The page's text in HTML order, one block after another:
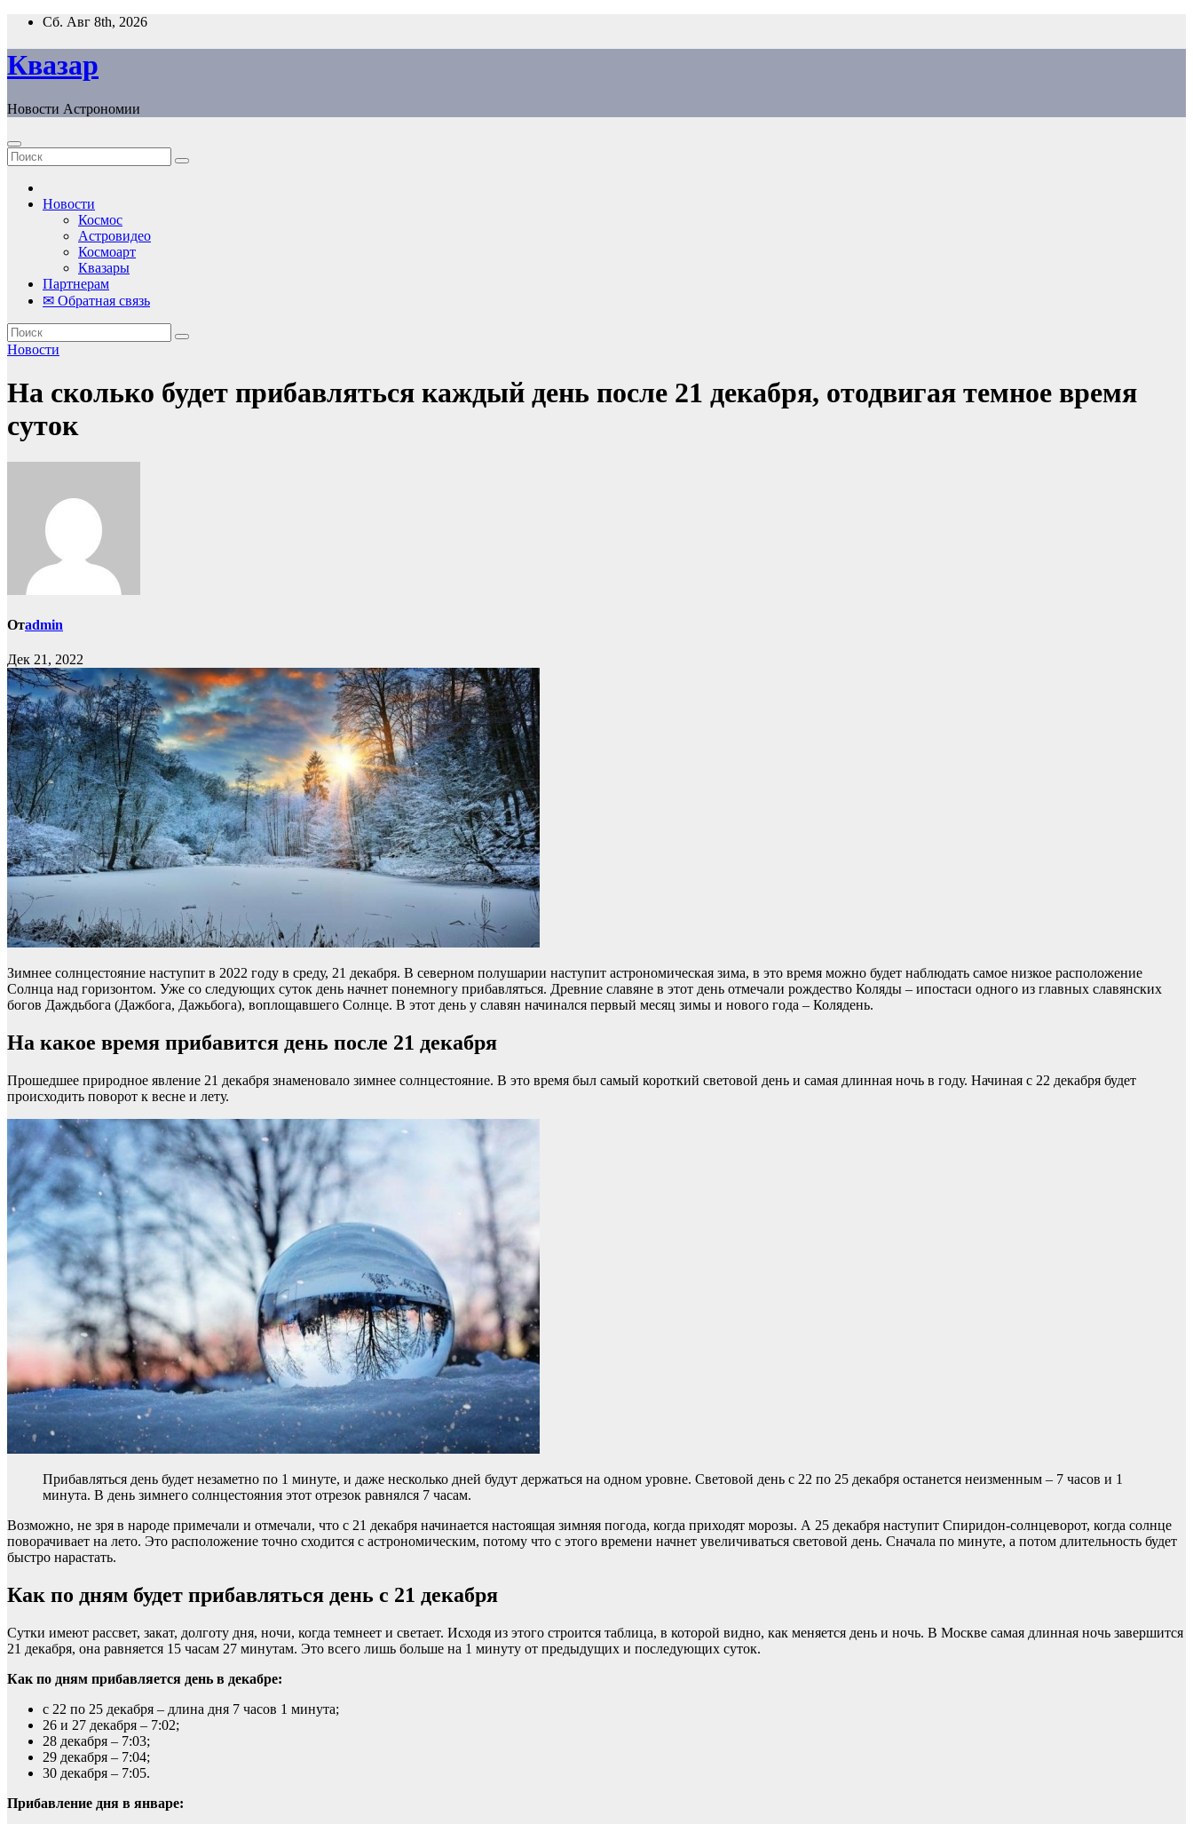
Перейти
содержанию
Сб. Авг 8th, 2026
Квазар
Новости Астрономии
Новости
Космос
Астровидео
Космоарт
Квазары
Партнерам
✉ Обратная связь
Новости
На сколько будет прибавляться каждый день после 21 декабря, отодвигая темное время
суток
Отadmin
Дек 21, 2022
Зимнее солнцестояние наступит в 2022 году в среду, 21 декабря. В северном полушарии наступит астрономическая зима, в это время можно будет наблюдать самое низкое расположение
Солнца над горизонтом. Уже со следующих суток день начнет понемногу прибавляться. Древние славяне в этот день отмечали рождество Коляды – ипостаси одного из главных славянских
богов Даждьбога (Дажбога, Дажьбога), воплощавшего Солнце. В этот день у славян начинался первый месяц зимы и нового года – Колядень.
На какое время прибавится день после 21 декабря
Прошедшее природное явление 21 декабря знаменовало зимнее солнцестояние. В это время был самый короткий световой день и самая длинная ночь в году. Начиная с 22 декабря будет
происходить поворот к весне и лету.
Прибавляться день будет незаметно по 1 минуте, и даже несколько дней будут держаться на одном уровне. Световой день с 22 по 25 декабря останется неизменным – 7 часов и 1
минута. В день зимнего солнцестояния этот отрезок равнялся 7 часам.
Возможно, не зря в народе примечали и отмечали, что с 21 декабря начинается настоящая зимняя погода, когда приходят морозы. А 25 декабря наступит Спиридон-солнцеворот, когда солнце
поворачивает на лето. Это расположение точно сходится с астрономическим, потому что с этого времени начнет увеличиваться световой день. Сначала по минуте, а потом длительность будет
быстро нарастать.
Как по дням будет прибавляться день с 21 декабря
Сутки имеют рассвет, закат, долготу дня, ночи, когда темнеет и светает. Исходя из этого строится таблица, в которой видно, как меняется день и ночь. В Москве самая длинная ночь завершится
21 декабря, она равняется 15 часам 27 минутам. Это всего лишь больше на 1 минуту от предыдущих и последующих суток.
Как по дням прибавляется день в декабре:
с 22 по 25 декабря – длина дня 7 часов 1 минута;
26 и 27 декабря – 7:02;
28 декабря – 7:03;
29 декабря – 7:04;
30 декабря – 7:05.
Прибавление дня в январе: